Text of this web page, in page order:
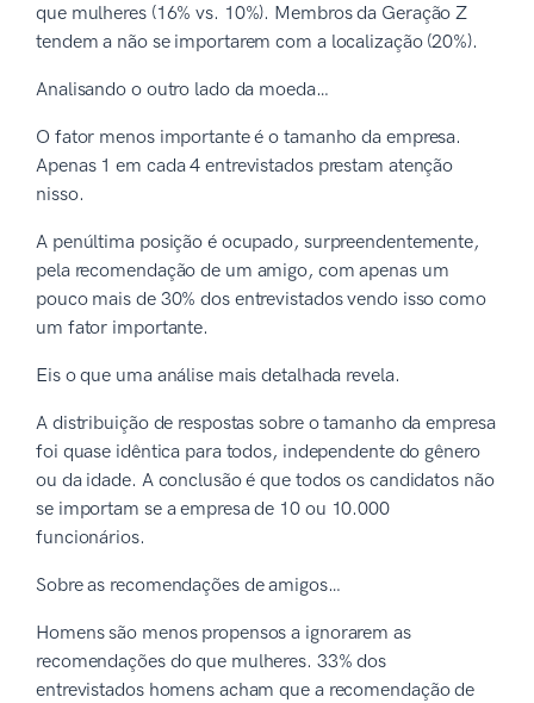
que mulheres (16% vs. 10%). Membros da Geração Z
tendem a não se importarem com a localização (20%).
Analisando o outro lado da moeda…
O fator menos importante é o tamanho da empresa.
Apenas 1 em cada 4 entrevistados prestam atenção
nisso.
A penúltima posição é ocupado, surpreendentemente,
pela recomendação de um amigo, com apenas um
pouco mais de 30% dos entrevistados vendo isso como
um fator importante.
Eis o que uma análise mais detalhada revela.
A distribuição de respostas sobre o tamanho da empresa
foi quase idêntica para todos, independente do gênero
ou da idade. A conclusão é que todos os candidatos não
se importam se a empresa de 10 ou 10.000
funcionários.
Sobre as recomendações de amigos…
Homens são menos propensos a ignorarem as
recomendações do que mulheres. 33% dos
entrevistados homens acham que a recomendação de